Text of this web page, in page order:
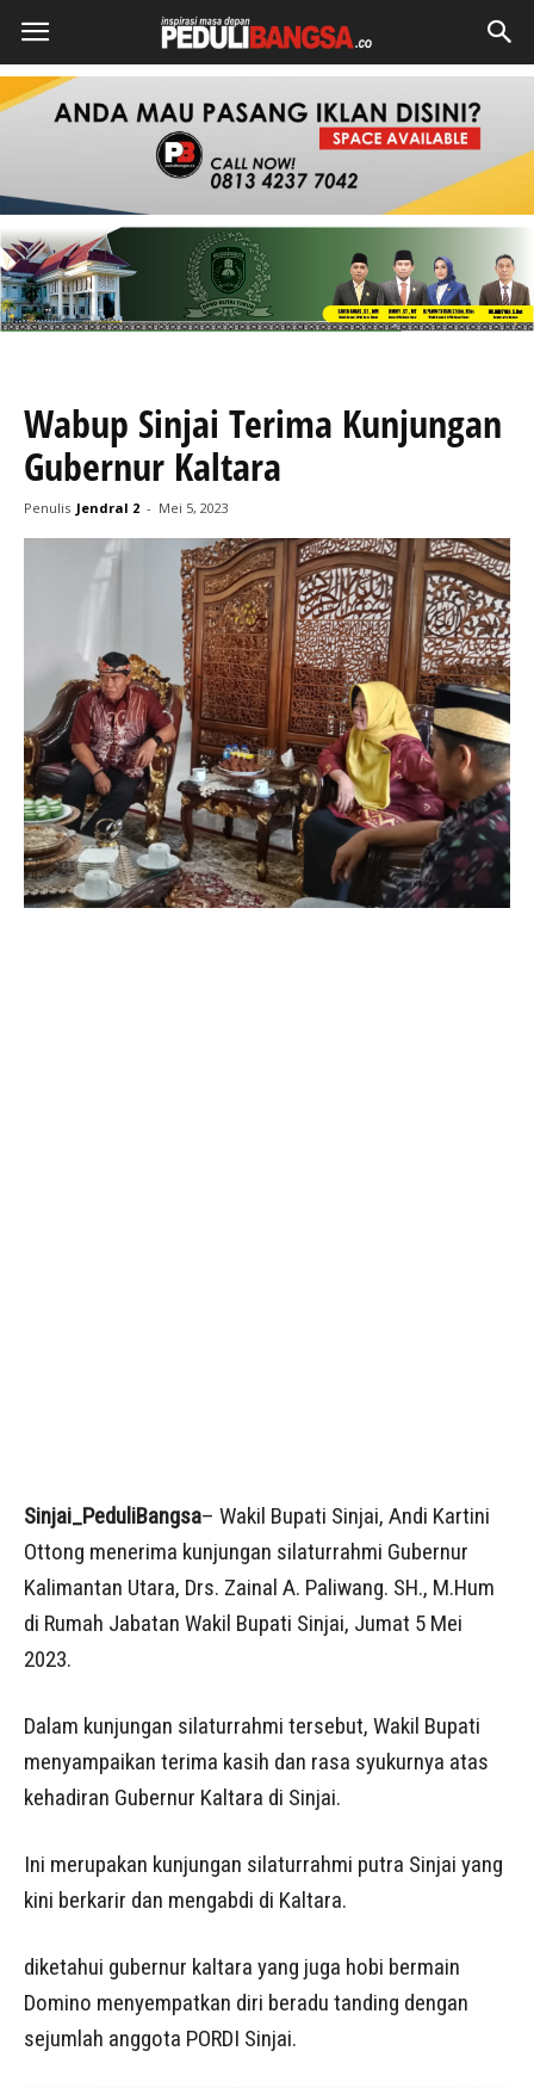
Wabup Sinjai Terima Kunjungan
Gubernur Kaltara
Penulis Jendral 2 - Mei 5, 2023
Sinjai_PeduliBangsa– Wakil Bupati Sinjai, Andi Kartini
Ottong menerima kunjungan silaturrahmi Gubernur
Kalimantan Utara, Drs. Zainal A. Paliwang. SH., M.Hum
di Rumah Jabatan Wakil Bupati Sinjai, Jumat 5 Mei
2023.
Dalam kunjungan silaturrahmi tersebut, Wakil Bupati
menyampaikan terima kasih dan rasa syukurnya atas
kehadiran Gubernur Kaltara di Sinjai.
Ini merupakan kunjungan silaturrahmi putra Sinjai yang
kini berkarir dan mengabdi di Kaltara.
diketahui gubernur kaltara yang juga hobi bermain
Domino menyempatkan diri beradu tanding dengan
sejumlah anggota PORDI Sinjai.